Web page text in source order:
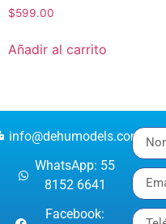
$599.00
Añadir al carrito
info@dehumodels.com
WhatsApp: 55
8152 6641
Facebook: